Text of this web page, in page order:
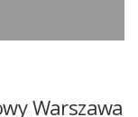
Warszawa